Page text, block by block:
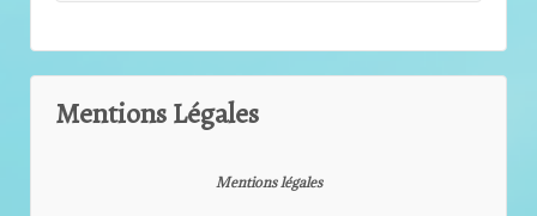
Mentions Légales
Mentions légales